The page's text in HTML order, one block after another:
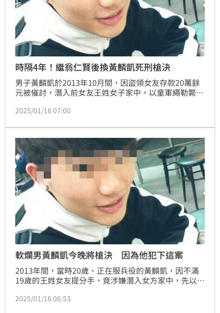
時隔4年！繼翁仁賢後換黃麟凱死刑槍決
男子黃麟凱於2013年10月間，因盜領女友存款20萬餘
元被催討，潛入前女友王姓女子家中，以童軍繩勒斃王
軍繩勒斃王女。全案於2017年最高法院判決死刑定
晚間執行槍決。原本死囚共37人，現剩下36人。上一
次法務部執行死刑槍決，為法務部前部長蔡清祥於
2020年4月1日將總火燒死6親友的翁仁賢槍決。
2025/01/16 07:00
軟爛男黃麟凱今晚將槍決 因為他犯下這案
2013年間，當時20歲、正在服兵役的黃麟凱，因不滿
19歲的王姓女友提分手，竟涉嫌潛入女方家中，先以童
掐死，隨後偷取屋內1萬元現金逃逸。2017年7月間，
2025/01/16 06:53